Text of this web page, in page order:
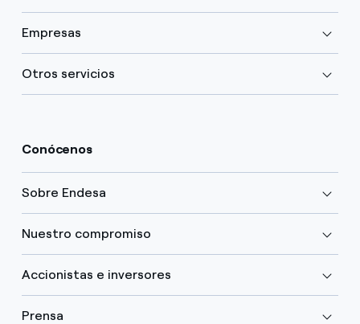
Empresas
Otros servicios
Conócenos
Sobre Endesa
Nuestro compromiso
Accionistas e inversores
Prensa